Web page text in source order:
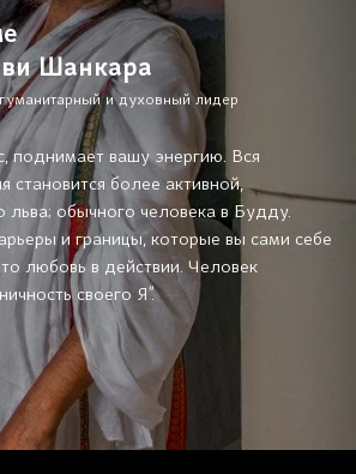
Шанкара
и духовный лидер
поднимает вашу энергию. Вся
более активной,
обычного человека в Будду.
и границы, которые вы сами себе
любовь в действии. Человек
своего Я".